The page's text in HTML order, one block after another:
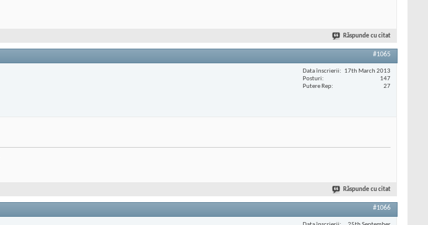
Răspunde cu citat
#1065
Data înscrierii
17th March 2013
Posturi
147
Putere Rep
27
Răspunde cu citat
#1066